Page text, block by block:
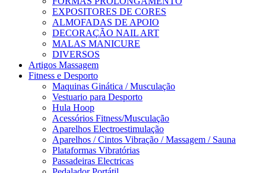
EXPOSITORES DE CORES
ALMOFADAS DE APOIO
DECORAÇÃO NAIL ART
MALAS MANICURE
DIVERSOS
Artigos Massagem
Fitness e Desporto
Maquinas Ginática / Musculação
Vestuario para Desporto
Hula Hoop
Acessórios Fitness/Musculação
Aparelhos Electroestimulação
Aparelhos / Cintos Vibração / Massagem / Sauna
Plataformas Vibratórias
Passadeiras Electricas